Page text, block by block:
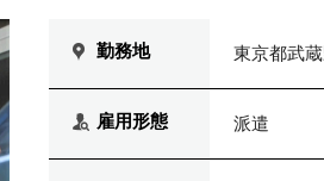
勤務地 東京都武
雇用形態 派遣